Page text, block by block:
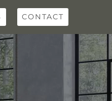
CONTACT